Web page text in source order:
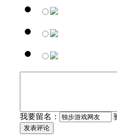
我要留名：
发表评论